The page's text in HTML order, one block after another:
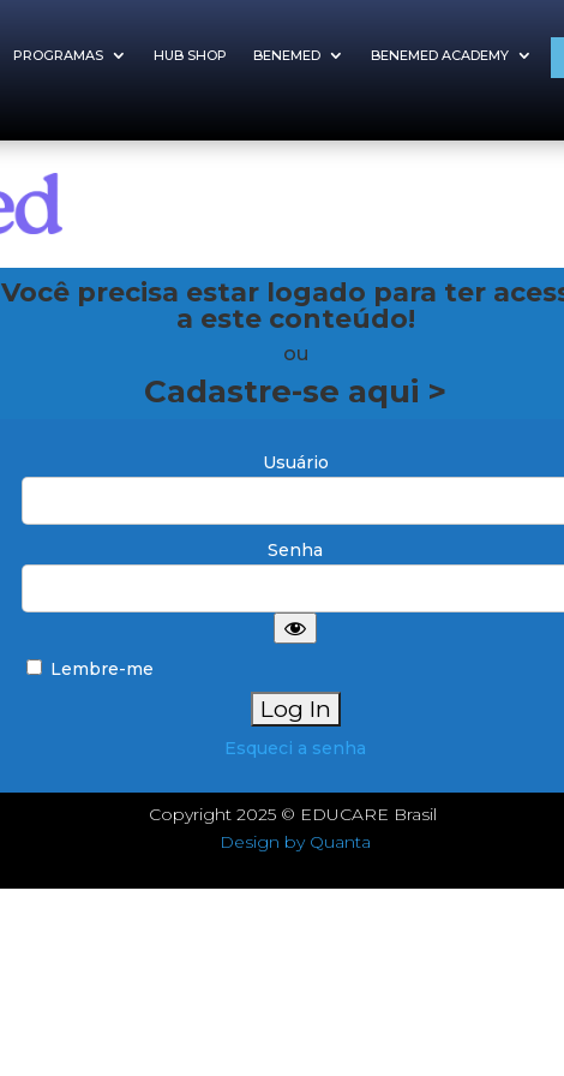
PROGRAMAS HUB SHOP BENEMED BENEMED ACADEMY
Você precisa estar logado para ter
a este conteúdo!
ou
Cadastre-se aqui >
Usuário
Senha
Lembre-me
Esqueci a senha
Copyright 2025 © EDUCARE Brasil
Design by Quanta